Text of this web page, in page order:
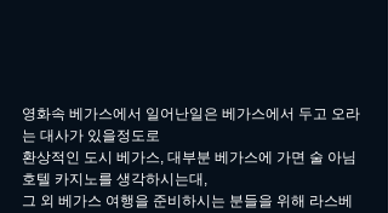
영화속 베가스에서 일어난일은 베가스에서 두고 오라
는 대사가 있을정도로
환상적인 도시 베가스, 대부분 베가스에 가면 술 아님
호텔 카지노를 생각하시는대,
그 외 베가스 여행을 준비하시는 분들을 위해 라스베